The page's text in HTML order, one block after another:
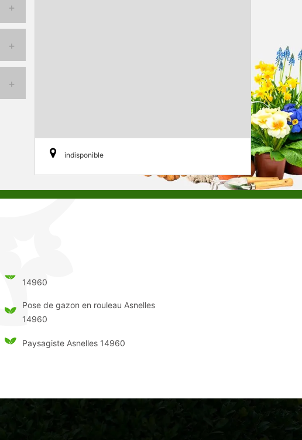
indisponible
14960
Pose de gazon en rouleau Asnelles
14960
Paysagiste Asnelles 14960